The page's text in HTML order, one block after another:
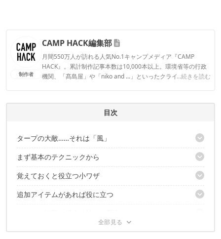
制作者
CAMP HACK編集部
月間550万人が訪れる人気No.1キャンプメディア『CAMP
HACK』。累計制作記事本数は10,000本以上。環境省等の行政
機関、「髙島屋」や「niko and ...」といったクライアントとの
...続きを読む
CAMP HACK編集部のプロフィール
目次
タープの大敵……それは「風」
「風に強い張り方」を知っておくと役立つ
ポイントは「風向き」を知ることと、設置の「強度」
まず基本のテクニックから
全体を低くする
風上を下げる。出入口を風下に。
ロープとペグの角度は90度
覚えておくと役立つ小ワザ
ロープをポールに1周巻きつけてからペグダウン
センターポールは「逆ハの字」で強度アップ
追加アイテムがあれば役に立つ
ポールエンドストッパーで抜け防止